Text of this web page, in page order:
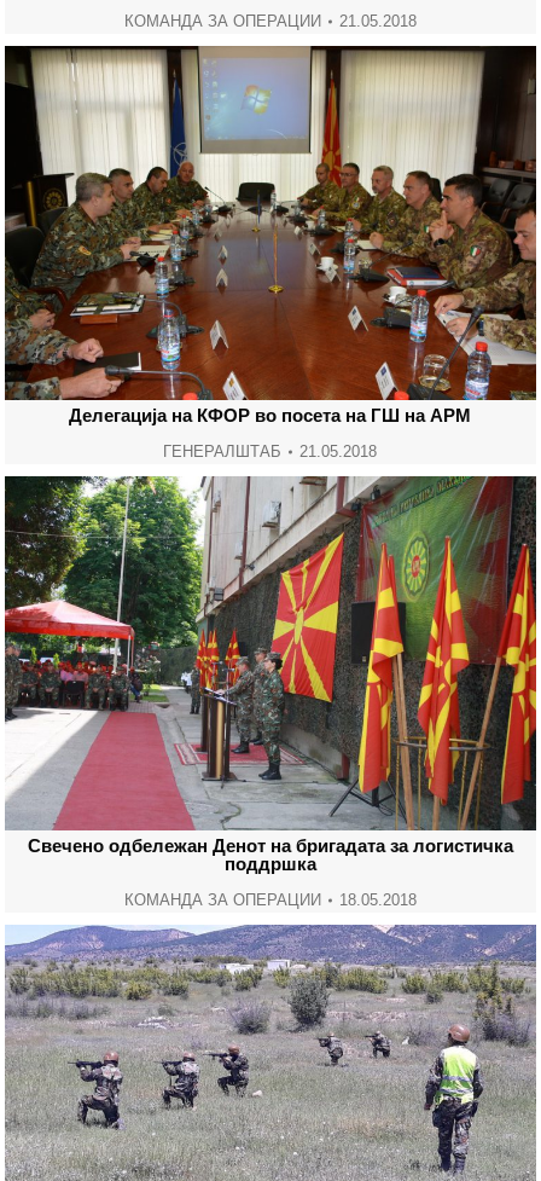
КОМАНДА ЗА ОПЕРАЦИИ 21.05.2018
Делегација на КФОР во посета на ГШ на АРМ
ГЕНЕРАЛШТАБ 21.05.2018
Свечено одбележан Денот на бригадата за логистичка
поддршка
КОМАНДА ЗА ОПЕРАЦИИ 18.05.2018